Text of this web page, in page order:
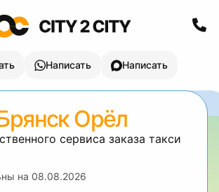
Написать Написать
Орёл
сервиса заказа такси
на 08.08.2026